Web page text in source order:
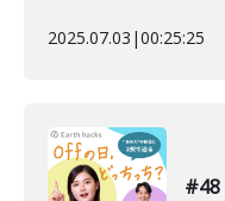
2025.07.03 |00:25:25